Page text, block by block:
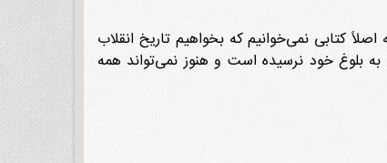
کتابی نمی‌خوانیم که بخواهیم تاریخ انقلاب
به بلوغ خود نرسیده است و هنوز نمی‌تواند همه